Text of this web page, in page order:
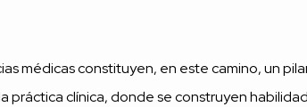
médicas constituyen, en este camino, un
práctica clínica, donde se construyen